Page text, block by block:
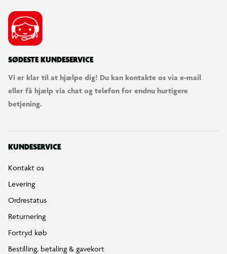
Levering
Du kan bestille din cykel online med levering til døren eller til
et varehus.
For de fleste af vores cykler har du mulighed for at tilkøbe en
cykelsamling, så du er klar til at køre, så snart du modtager din
nye cykel. Se mere under leveringsmuligheder.
SØDESTE KUNDESERVICE
Vi er klar til at hjælpe dig! Du kan kontakte os via e-mail
eller få hjælp via chat og telefon for endnu hurtigere
betjening.
KUNDESERVICE
Kontakt os
Levering
Ordrestatus
Returnering
Fortryd køb
Bestilling, betaling & gavekort